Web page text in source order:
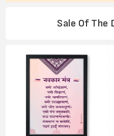
Sale Of The